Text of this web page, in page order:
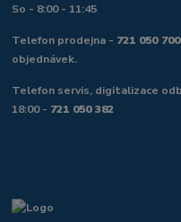
So - 8:00 - 11:45
Telefon prodejna - 721 050 700
objednávek.
Telefon servis, digitalizace
18:00 - 721 050 382